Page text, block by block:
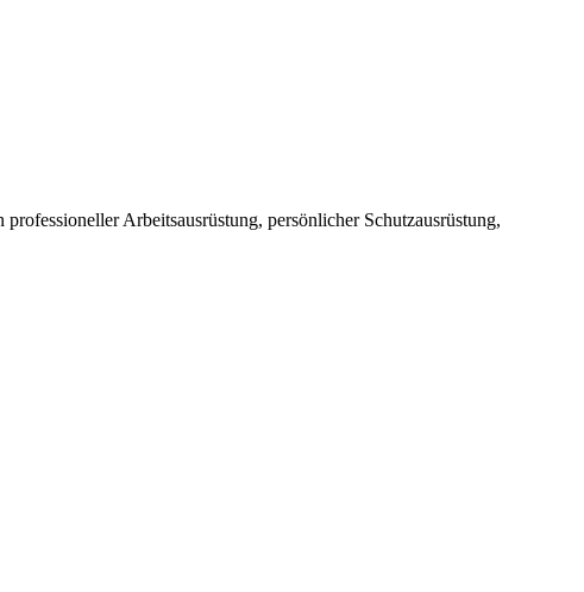
Arbeitsausrüstung, persönlicher Schutzausrüstung,